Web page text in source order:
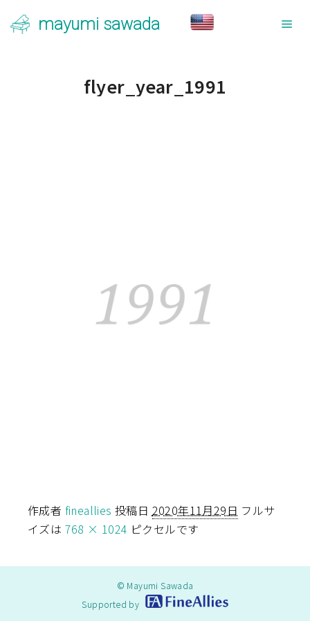
mayumi sawada
flyer_year_1991
作成者 fineallies 投稿日 2020年11月29日 フルサ
イズは 768 × 1024 ピクセルです
© Mayumi Sawada
Supported by